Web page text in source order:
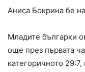
Аниса Бокрина бе
Младите българки
още през първата
категоричното